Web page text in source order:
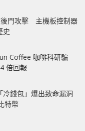
後門攻擊 主機板控制器
史
Coffee 咖啡科研騙
倍回報
冷錢包」爆出致命漏洞
特幣